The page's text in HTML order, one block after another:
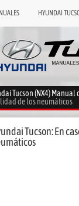
HYUNDAI
Tucson (NX4)
de los neumáticos
Tucson: En